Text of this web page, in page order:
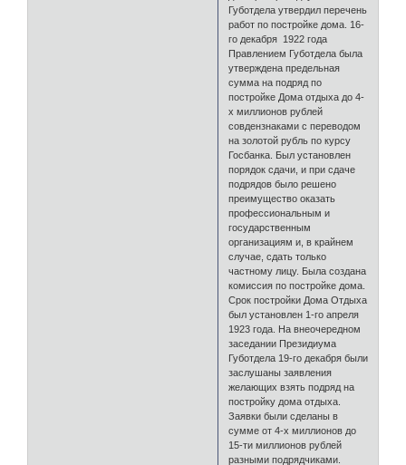
Губотдела утвердил перечень
работ по постройке дома. 16-
го декабря 1922 года
Правлением Губотдела была
утверждена предельная
сумма на подряд по
постройке Дома отдыха до 4-
х миллионов рублей
совдензнаками с переводом
на золотой рубль по курсу
Госбанка. Был установлен
порядок сдачи, и при сдаче
подрядов было решено
преимущество оказать
профессиональным и
государственным
организациям и, в крайнем
случае, сдать только
частному лицу. Была создана
комиссия по постройке дома.
Срок постройки Дома Отдыха
был установлен 1-го апреля
1923 года. На внеочередном
заседании Президиума
Губотдела 19-го декабря были
заслушаны заявления
желающих взять подряд на
постройку дома отдыха.
Заявки были сделаны в
сумме от 4-х миллионов до
15-ти миллионов рублей
разными подрядчиками.